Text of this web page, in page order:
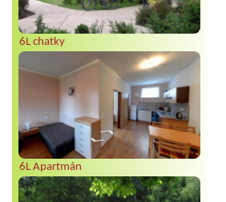
6L chatky
6L Apartmán